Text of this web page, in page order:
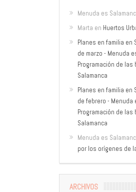
Menuda es
Marta en Huertos
Planes en familia en
de marzo - Menuda
Programación de
Salamanca
Planes en familia en
de febrero - Menuda
Programación de
Salamanca
Menuda es
por los orígenes de
ARCHIVOS